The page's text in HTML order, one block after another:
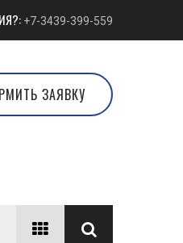
+7-3439-399-559
ЗАЯВКУ